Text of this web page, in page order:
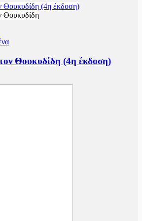
Θουκυδίδη (4η έκδοση)